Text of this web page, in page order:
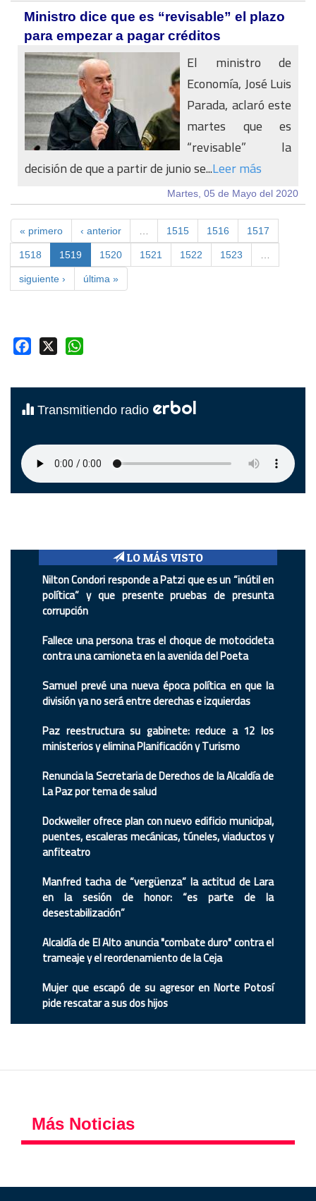
Ministro dice que es “revisable” el plazo
para empezar a pagar créditos
El ministro de
Economía, José Luis
Parada, aclaró este
martes que es
“revisable” la
decisión de que a partir de junio se...Leer más
Martes, 05 de Mayo del 2020
« primero ‹ anterior 1515 1516 1517
1518 1519 1520 1521 1522 1523
siguiente › última »
Facebook
Transmitiendo radio erbol
LO MÁS VISTO
Nilton Condori responde a Patzi que es un “inútil en
política” y que presente pruebas de presunta
corrupción
Fallece una persona tras el choque de motocicleta
contra una camioneta en la avenida del Poeta
Samuel prevé una nueva época política en que la
división ya no será entre derechas e izquierdas
Paz reestructura su gabinete: reduce a 12 los
ministerios y elimina Planificación y Turismo
Renuncia la Secretaria de Derechos de la Alcaldía de
La Paz por tema de salud
Dockweiler ofrece plan con nuevo edificio municipal,
puentes, escaleras mecánicas, túneles, viaductos y
anfiteatro
Manfred tacha de “vergüenza” la actitud de Lara
en la sesión de honor: “es parte de la
desestabilización”
Alcaldía de El Alto anuncia "combate duro" contra el
trameaje y el reordenamiento de la Ceja
Mujer que escapó de su agresor en Norte Potosí
pide rescatar a sus dos hijos
Más Noticias